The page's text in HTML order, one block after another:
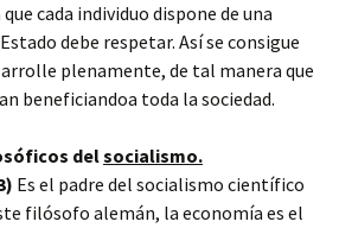
cada individuo dispone de una
debe respetar. Así se consigue
plenamente, de tal manera que
beneficiandoa toda la sociedad.
delsocialismo.
Es el padre del socialismo científico
filósofo alemán, la economía es el